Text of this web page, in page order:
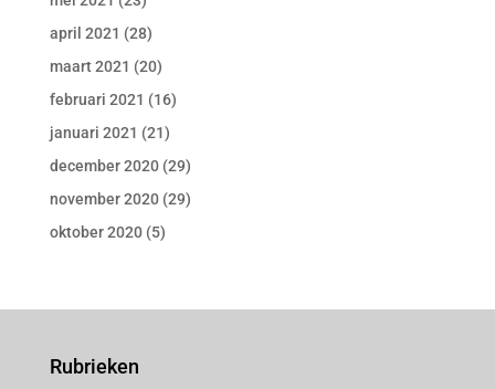
april 2021 (28)
maart 2021 (20)
februari 2021 (16)
januari 2021 (21)
december 2020(29)
november 2020(29)
oktober 2020(5)
Rubrieken